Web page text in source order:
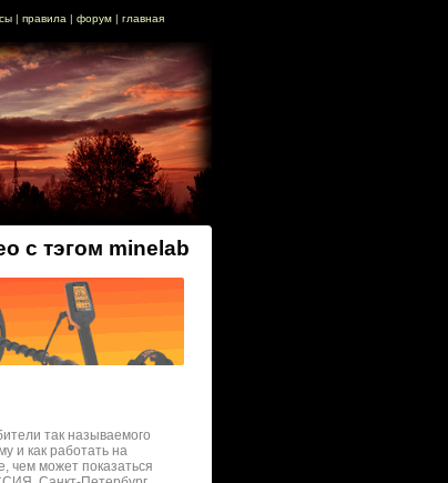
| правила | форум| главная
с тэгом minelab
так называемого
и как работать на
чем может показаться